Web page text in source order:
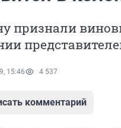
признали
15:46 4 537
комментарий